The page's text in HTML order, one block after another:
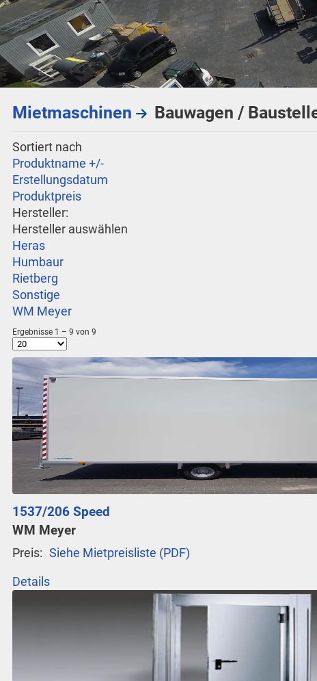
Mietmaschinen Bauwagen /
Sortiert nach
Produktname +/-
Erstellungsdatum
Produktpreis
Hersteller:
Hersteller auswählen
Heras
Humbaur
Rietberg
Sonstige
WM Meyer
Ergebnisse 1 – 9 von 9
1537/206 Speed
WM Meyer
Preis: Siehe Mietpreisliste (PDF)
Details